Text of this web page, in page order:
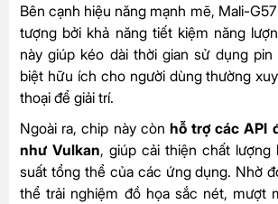
Bên cạnh hiệu năng mạnh mẽ, Mali-
tượng bởi khả năng tiết kiệm năng
này giúp kéo dài thời gian sử dụng
biệt hữu ích cho người dùng thường
thoại để giải trí.
Ngoài ra, chip này còn hỗ trợ các API
như Vulkan, giúp cải thiện chất lượng
suất tổng thể của các ứng dụng. Nhờ
thể trải nghiệm đồ họa sắc nét, mượt